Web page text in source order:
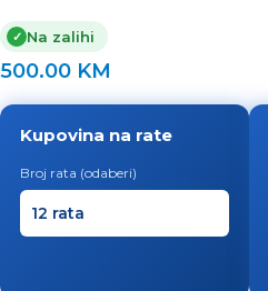
✓ Na zalihi
500.00 KM
Kupovina na rate
Broj rata (odaberi)